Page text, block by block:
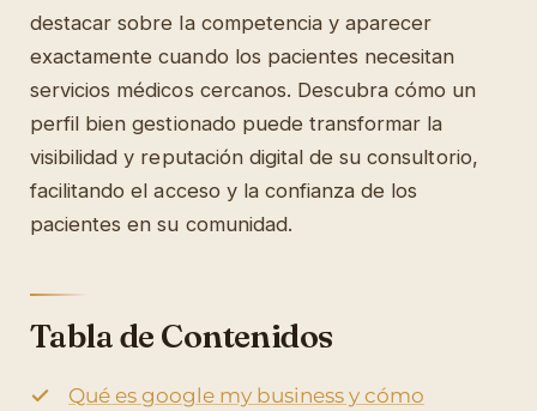
destacar sobre la competencia y aparecer
exactamente cuando los pacientes necesitan
servicios médicos cercanos. Descubra cómo un
perfil bien gestionado puede transformar la
visibilidad y reputación digital de su consultorio,
facilitando el acceso y la confianza de los
pacientes en su comunidad.
Tabla de Contenidos
Qué es google my business y cómo